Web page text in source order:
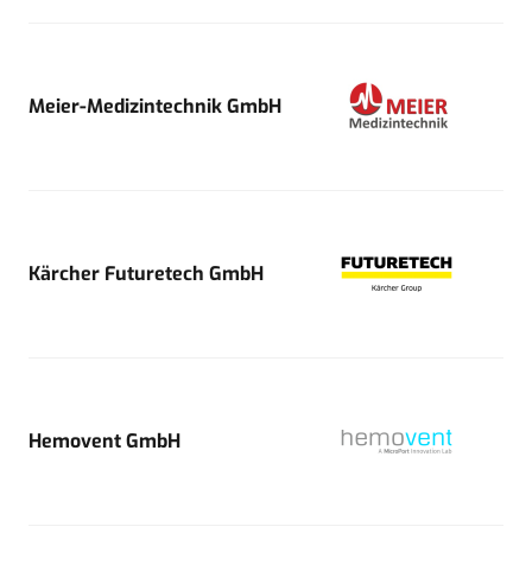
Meier-Medizintechnik GmbH
Kärcher Futuretech GmbH
Hemovent GmbH